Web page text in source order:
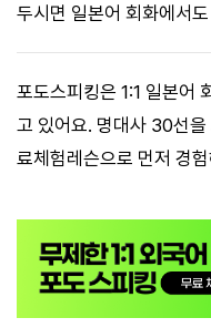
두시면 일본어 회화에서
포도스피킹은 1:1 일본어
고 있어요. 명대사 30선
료체험레슨으로 먼저 경